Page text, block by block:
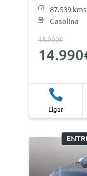
87.539 kms
Gasolina
15.990€
Ligar